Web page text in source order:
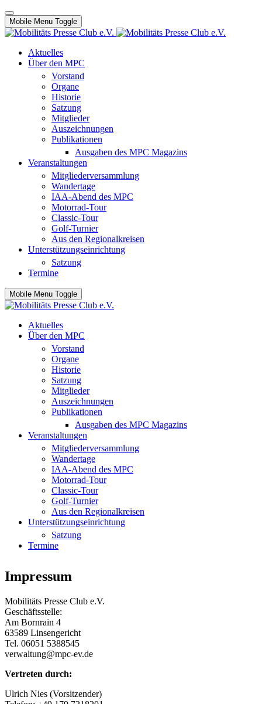
Mobile Menu Toggle
Aktuelles
Über den MPC
Vorstand
Organe
Historie
Satzung
Mitglieder
Auszeichnungen
Publikationen
Ausgaben des MPC Magazins
Veranstaltungen
Mitgliederversammlung
Wandertage
IAA-Abend des MPC
Motorrad-Tour
Classic-Tour
Golf-Turnier
Aus den Regionalkreisen
Unterstützungseinrichtung
Satzung
Termine
Mobile Menu Toggle
Aktuelles
Über den MPC
Vorstand
Organe
Historie
Satzung
Mitglieder
Auszeichnungen
Publikationen
Ausgaben des MPC Magazins
Veranstaltungen
Mitgliederversammlung
Wandertage
IAA-Abend des MPC
Motorrad-Tour
Classic-Tour
Golf-Turnier
Aus den Regionalkreisen
Unterstützungseinrichtung
Satzung
Termine
Impressum
Mobilitäts Presse Club e.V.
Geschäftsstelle:
Am Bornrain 4
63589 Linsengericht
Tel. 06051 5388545
verwaltung@mpc-ev.de
Vertreten durch:
Ulrich Nies (Vorsitzender)